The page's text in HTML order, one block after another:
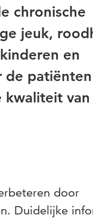
chronische
jeuk,
en
de
door
Duidelijke